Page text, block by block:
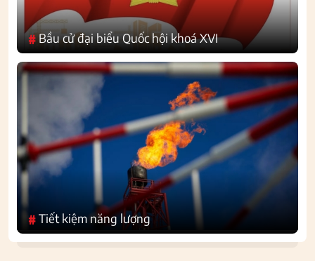
#Bầu cử đại biểu Quốc hội khoá XVI
#Tiết kiệm năng lượng